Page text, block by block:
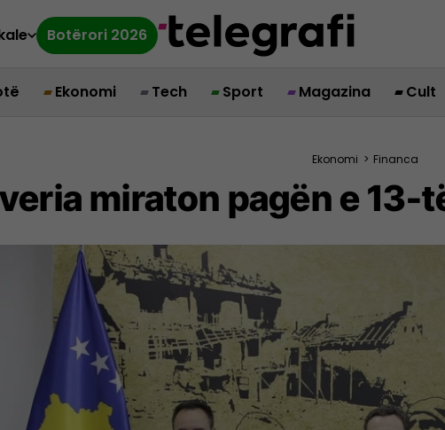
Botërori 2026
Ekonomi Tech Sport Magazina Cult
Ekonomi > Financa
miraton pagën e